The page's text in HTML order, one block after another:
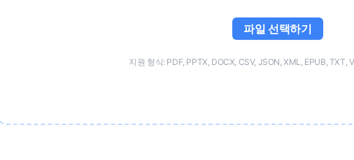
파일 선택하기
지원 형식: PDF, PPTX, DOCX, CSV, JSON, XML, EPUB, TXT,